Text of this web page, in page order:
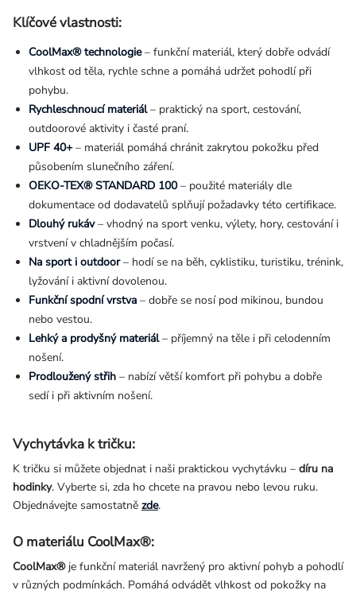
Klíčové vlastnosti:
CoolMax® technologie– funkční materiál, který dobře odvádí
vlhkost od těla, rychle schne a pomáhá udržet pohodlí při
pohybu.
Rychleschnoucí materiál– praktický na sport, cestování,
outdoorové aktivity i časté praní.
UPF 40+– materiál pomáhá chránit zakrytou pokožku před
působením slunečního záření.
OEKO-TEX® STANDARD 100– použité materiály dle
dokumentace od dodavatelů splňují požadavky této certifikace.
Dlouhý rukáv– vhodný na sport venku, výlety, hory, cestování i
vrstvení v chladnějším počasí.
Na sport i outdoor– hodí se na běh, cyklistiku, turistiku, trénink,
lyžování i aktivní dovolenou.
Funkční spodní vrstva – dobře se nosí pod mikinou, bundou
nebo vestou.
Lehký a prodyšný materiál– příjemný na těle i při celodenním
nošení.
Prodloužený střih – nabízí větší komfort při pohybu a dobře
sedí i při aktivním nošení.
Vychytávka k tričku:
K tričku si můžete objednat i naši praktickou vychytávku – díru na
hodinky. Vyberte si, zda ho chcete na pravou nebo levou ruku.
Objednávejte samostatně zde.
O materiálu CoolMax®:
CoolMax®je funkční materiál navržený pro aktivní pohyb a pohodlí
v různých podmínkách. Pomáhá odvádět vlhkost od pokožky na